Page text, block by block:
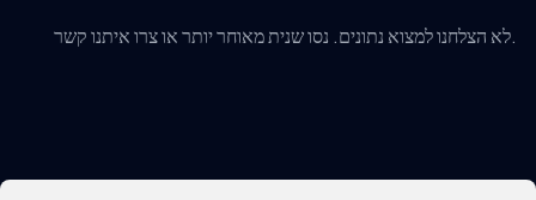
לא הצלחנו למצוא נתונים. נסו שנית מאוחר יותר או צרו איתנו קשר.